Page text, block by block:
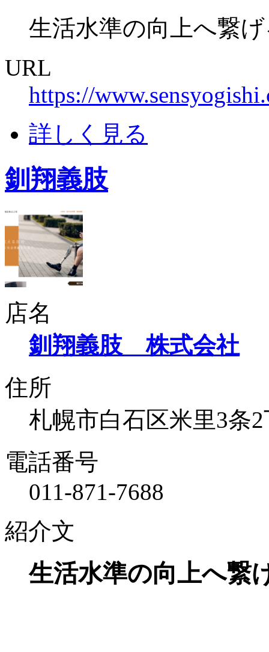
生活水準の向上へ繋
URL
https://
詳しく見る
釧翔義肢
店名
釧翔義肢 株式会社
住所
札幌市白石区米里3条
電話番号
011-871-7688
紹介文
生活水準の向上へ繋